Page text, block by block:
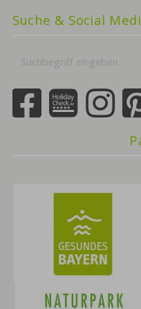
Suche & Social